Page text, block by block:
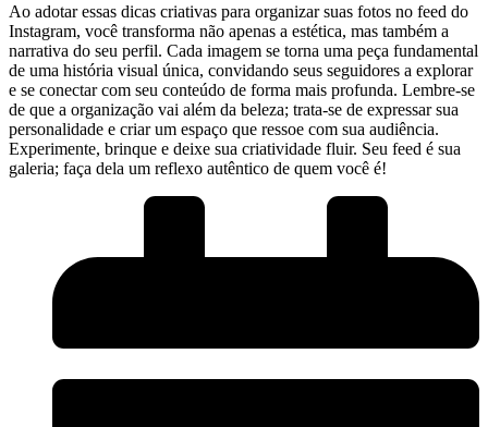
Ao adotar essas dicas criativas para‌ organizar suas fotos no feed do
Instagram, você transforma não ⁣apenas a estética, mas também ⁤a
narrativa do seu‍ perfil. Cada imagem ⁤se torna ​uma peça ⁤fundamental
de uma história visual⁢ única, convidando seus ‍seguidores a‌ explorar⁢
e ⁢se conectar com seu conteúdo de forma⁢ mais profunda. Lembre-se
de ⁣que a organização vai além da beleza; ‌trata-se de expressar sua⁢
personalidade⁤ e criar um espaço que ressoe com ⁤sua audiência.⁣
Experimente, brinque e deixe sua ⁤criatividade ‌fluir. Seu feed é sua
galeria; faça dela um reflexo autêntico de quem você é!